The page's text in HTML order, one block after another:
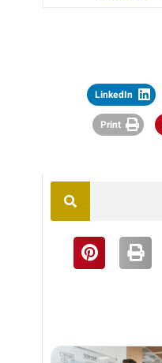
LinkedIn
Print